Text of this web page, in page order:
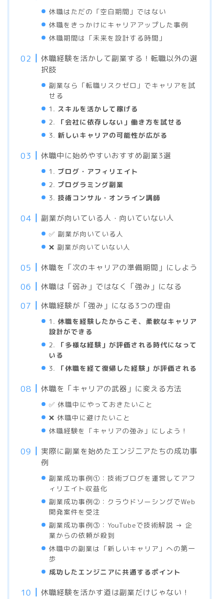
休職はただの「空白期間」ではない
休職をきっかけにキャリアアップした事例
休職期間は「未来を設計する時間」
休職経験を活かして副業する！転職以外の選
択肢
副業なら「転職リスクゼロ」でキャリアを試
せる
1. スキルを活かして稼げる
2.
「会社に依存しない」働き方を試せる
3. 新しいキャリアの可能性が広がる
休職中に始めやすいおすすめ副業3選
1. ブログ・アフィリエイト
2. プログラミング副業
3.技術コンサル・オンライン講師
副業が向いている人・向いていない人
✅ 副業が向いている人
❌ 副業が向いていない人
休職を「次のキャリアの準備期間」にしよう
休職は「弱み」ではなく「強み」になる
休職経験が「強み」になる3つの理由
1.休職を経験したからこそ、柔軟なキャリア
設計ができる
2.
「多様な経験」が評価される時代になって
いる
3.
「休職を経て復帰した経験」が評価される
休職を「キャリアの武器」に変える方法
✅ 休職中にやっておきたいこと
❌ 休職中に避けたいこと
休職経験を「キャリアの強み」にしよう！
実際に副業を始めたエンジニアたちの成功事
例
副業成功事例①：技術ブログを運営してアフ
ィリエイト収益化
副業成功事例②：クラウドソーシングでWeb
開発案件を受注
副業成功事例③：YouTubeで技術解説 → 企
業からの依頼が殺到
休職中の副業は「新しいキャリア」への第一
歩
成功したエンジニアに共通するポイント
休職経験を活かす道は副業だけじゃない！